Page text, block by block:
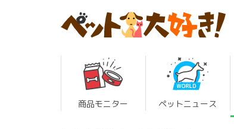
商品モニター ペットニュース